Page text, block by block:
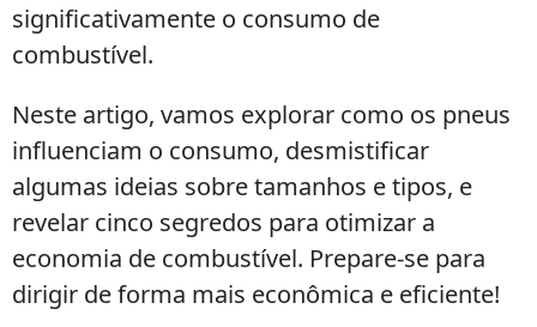
significativamente o consumo de
combustível.
Neste artigo, vamos explorar como os pneus
influenciam o consumo, desmistificar
algumas ideias sobre tamanhos e tipos, e
revelar cinco segredos para otimizar a
economia de combustível. Prepare-se para
dirigir de forma mais econômica e eficiente!